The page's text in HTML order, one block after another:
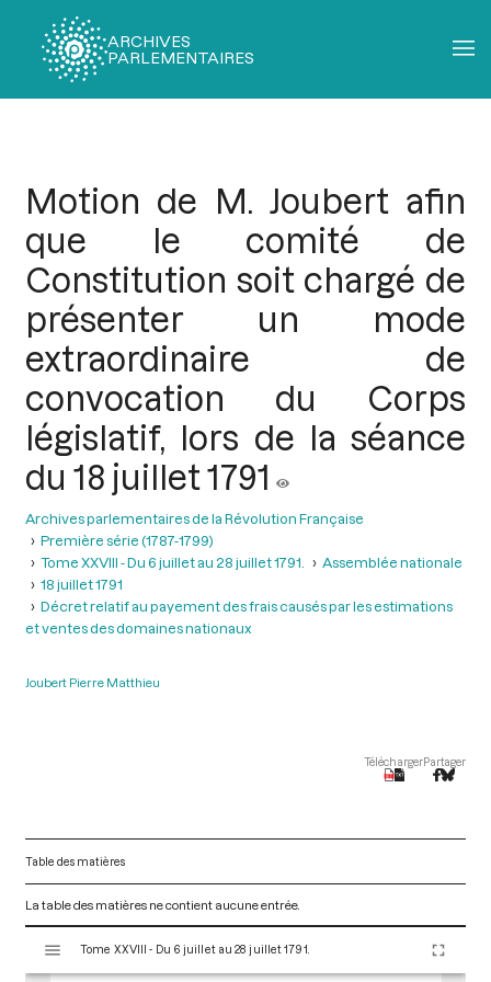
ARCHIVES
PARLEMENTAIRES
Motion de M. Joubert afin
que le comité de
Constitution soit chargé de
présenter un mode
extraordinaire de
convocation du Corps
législatif, lors de la séance
du 18 juillet 1791
Archives parlementaires de la Révolution Française
Première série (1787-1799)
Tome XXVIII - Du 6 juillet au 28 juillet 1791.
Assemblée nationale
18 juillet 1791
Décret relatif au payement des frais causés par les estimations
et ventes des domaines nationaux
Joubert Pierre Matthieu
TéléchargerPartager
Table des matières
La table des matières ne contient aucune entrée.
s
Tome XXVIII - Du 6 juillet au 28 juillet 1791.